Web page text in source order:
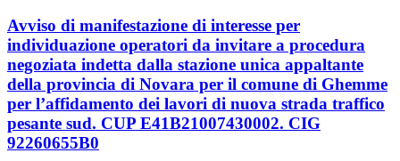
Avviso di manifestazione di interesse per
individuazione operatori da invitare a procedura
negoziata indetta dalla stazione unica appaltante
della provincia di Novara per il comune di Ghemme
per l’affidamento dei lavori di nuova strada traffico
pesante sud. CUP E41B21007430002. CIG
92260655B0